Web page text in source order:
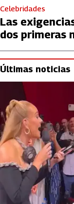
Celebridades
Las
dos primeras
Últimas noticias